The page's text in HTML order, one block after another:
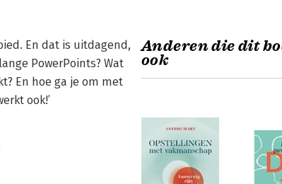
En dat is uitdagend,
PowerPoints? Wat
En hoe ga je om met
ook!’
Anderen die dit
ook